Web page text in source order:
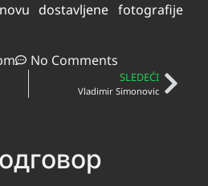
dostavljene fotografije
No Comments
SLEDEĆI
Vladimir Simonovic